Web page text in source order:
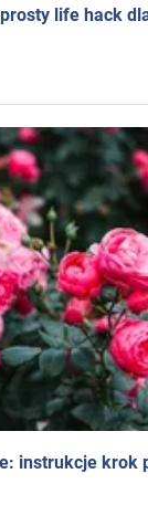
life hack
instrukcje krok